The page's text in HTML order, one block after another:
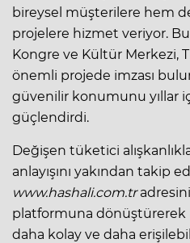
bireysel müşterilere hem
projelere hizmet veriyor.
Kongre ve Kültür Merkezi,
önemli projede imzası
güvenilir konumunu yıllar
güçlendirdi.
Değişen tüketici
anlayışını yakından takip
www.hashali.com.tr
platformuna dönüştürerek
daha kolay ve daha